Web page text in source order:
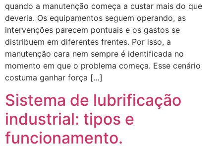
quando a manutenção começa a custar mais do que
deveria. Os equipamentos seguem operando, as
intervenções parecem pontuais e os gastos se
distribuem em diferentes frentes. Por isso, a
manutenção cara nem sempre é identificada no
momento em que o problema começa. Esse cenário
costuma ganhar força […]
Sistema de lubrificação
industrial: tipos e
funcionamento.